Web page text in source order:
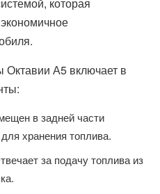
А5 включает в
в задней части
хранения топлива.
за подачу топлива из